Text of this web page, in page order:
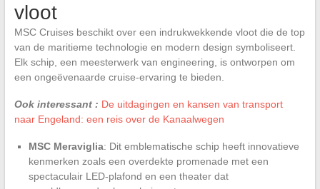
vloot
MSC Cruises beschikt over een indrukwekkende vloot die de top
van de maritieme technologie en modern design symboliseert.
Elk schip, een meesterwerk van engineering, is ontworpen om
een ongeëvenaarde cruise-ervaring te bieden.
Ook interessant : De uitdagingen en kansen van transport
naar Engeland: een reis over de Kanaalwegen
MSC Meraviglia: Dit emblematische schip heeft innovatieve
kenmerken zoals een overdekte promenade met een
spectaculair LED-plafond en een theater dat